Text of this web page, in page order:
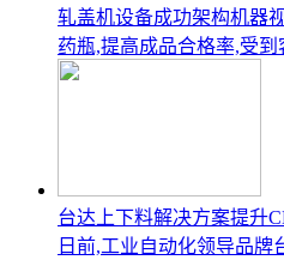
轧盖机设备成功架构机器
药瓶,提高成品合格率,受到
台达上下料解决方案提升
日前,工业自动化领导品牌